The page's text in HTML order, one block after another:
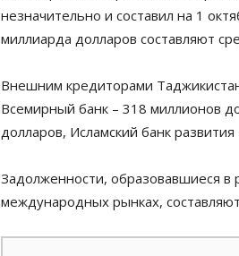
незначительно и составил на 1
миллиарда долларов составляют
Внешним кредиторами
Всемирный банк – 318 миллионов
долларов, Исламский банк
Задолженности, образовавшиеся в
международных рынках,